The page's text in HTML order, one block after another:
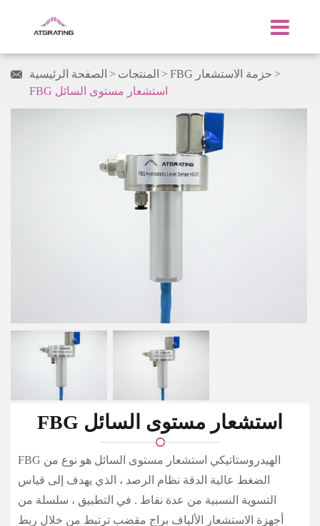
 الصفحة الرئيسية المنتجات
FBG حزمة الاستشعار
FBG استشعار مستوى السائل
FBG استشعار مستوى السائل
FBG الهيدروستاتيكي استشعار مستوى السائل هو نوع من
الضغط عالية الدقة نظام الرصد ، الذي يهدف إلى قياس
التسوية النسبية من عدة نقاط . في التطبيق ، سلسلة من
أجهزة الاستشعار الألياف براج مقضب ترتبط من خلال ربط